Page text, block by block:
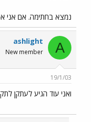
נמצא בחתימה. אם אני
A
ashlight
New member
19/1/03
ואני עוד הגיע לעתקן